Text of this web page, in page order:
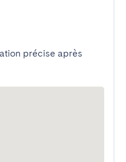
précise après